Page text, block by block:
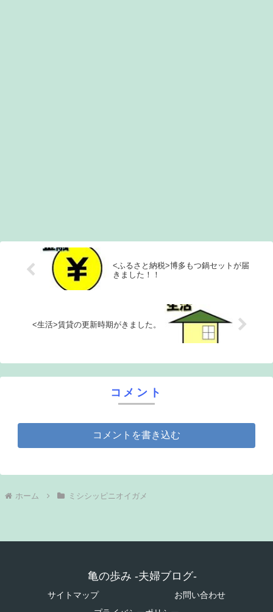
<ふるさと納税>博多もつ鍋セットが届
きました！！
<生活>賃貸の更新時期がきました。
コメント
コメントを書き込む
ホーム ミシシッピニオイガメ
亀の歩み -夫婦ブログ-
サイトマップ
お問い合わせ